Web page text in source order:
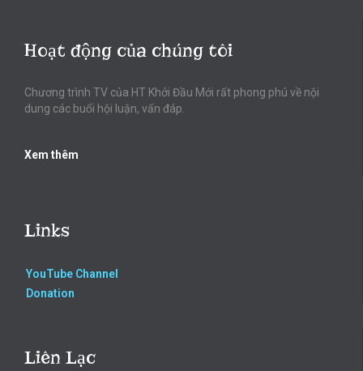
Hoạt động của chúng tôi
Chương trình TV của HT Khởi Đầu Mới rất phong phú về nội
dung các buổi hội luận, vấn đáp.
Xem thêm
Links
YouTube Channel
Donation
Liên Lạc